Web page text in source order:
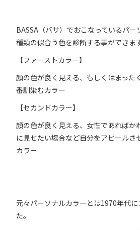
BASSA（バサ）でおこなっているパ
種類の似合う色を診断する事ができます
【ファーストカラー】
顔の色が良く見える、もしくはまった
番馴染むカラー
【セカンドカラー】
顔の色が良く見える、女性であればか
に見せたい場合など自分をアピールさ
カラー
元々パーソナルカラーとは1970年代
た。